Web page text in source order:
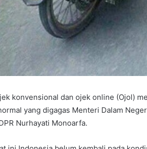
konvensional dan ojek online (Ojol)
yang digagas Menteri Dalam
Nurhayati Monoarfa.